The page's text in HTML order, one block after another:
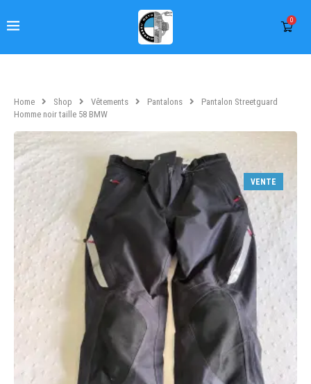
0
Home Shop Vêtements Pantalons
Pantalon Streetguard
Homme noir taille 58 BMW
VENTE